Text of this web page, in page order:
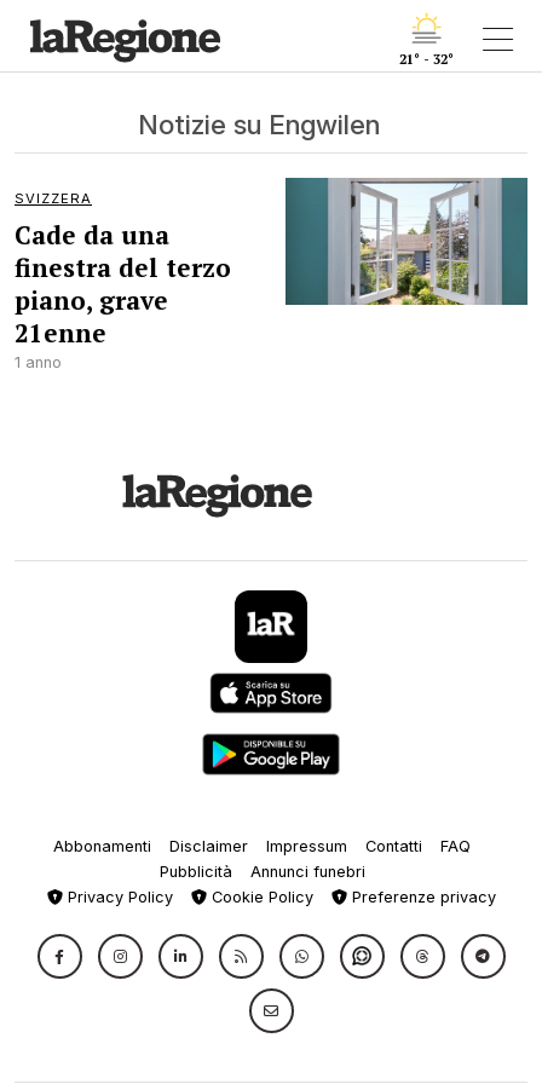
21° - 32°
Notizie su Engwilen
SVIZZERA
Cade da una
finestra del terzo
piano, grave
21enne
1 anno
Abbonamenti Disclaimer Impressum Contatti
FAQ
Pubblicità
Annunci funebri
Privacy Policy
Cookie Policy Preferenze privacy